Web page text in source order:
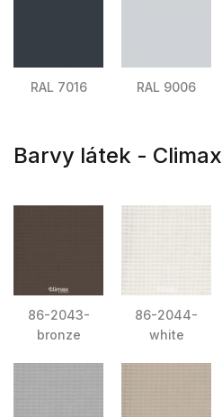
RAL 7016 RAL 9006
Barvy látek - Climax
86-2043-
bronze
86-2044-
white